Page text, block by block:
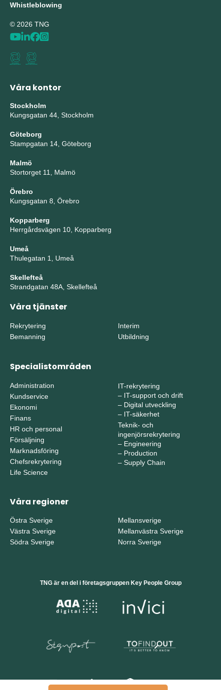
Whistleblowing
© 2026 TNG
Våra kontor
Stockholm
Kungsgatan 44, Stockholm
Göteborg
Stampgatan 14, Göteborg
Malmö
Stortorget 11, Malmö
Örebro
Kungsgatan 8, Örebro
Kopparberg
Herrgårdsvägen 10, Kopparberg
Umeå
Thulegatan 1, Umeå
Skellefteå
Strandgatan 48A, Skellefteå
Våra tjänster
Rekrytering
Bemanning
Interim
Utbildning
Specialistområden
Administration
Kundservice
Ekonomi
Finans
HR och personal
Försäljning
Marknadsföring
Chefsrekrytering
Life Science
IT-rekrytering
– IT-support och drift
– Digital utveckling
– IT-säkerhet
Teknik- och
ingenjörsrekrytering
– Engineering
– Production
– Supply Chain
Våra regioner
Östra Sverige
Västra Sverige
Södra Sverige
Mellansverige
Mellanvästra Sverige
Norra Sverige
TNG är en del i företagsgruppen Key People Group